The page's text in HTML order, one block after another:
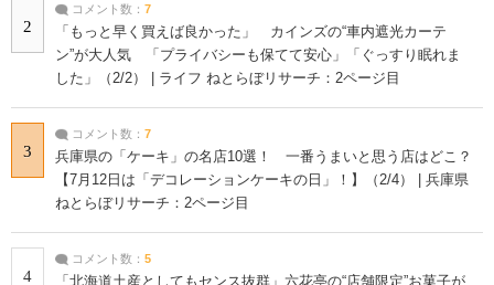
2
コメント数： 7
「もっと早く買えば良かった」 カインズの“車内遮光カーテ
ン”が大人気 「プライバシーも保てて安心」「ぐっすり眠れま
した」（2/2） | ライフ ねとらぼリサーチ：2ページ目
3
コメント数： 7
兵庫県の「ケーキ」の名店10選！ 一番うまいと思う店はどこ？
【7月12日は「デコレーションケーキの日」！】（2/4） | 兵庫県
ねとらぼリサーチ：2ページ目
4
コメント数： 5
「北海道土産としてもセンス抜群」六花亭の“店舗限定”お菓子が